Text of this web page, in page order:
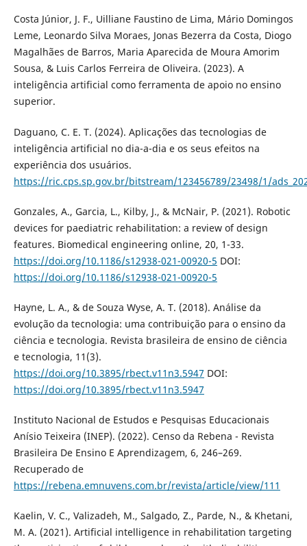
Costa Júnior, J. F., Uilliane Faustino de Lima, Mário Domingos
Leme, Leonardo Silva Moraes, Jonas Bezerra da Costa, Diogo
Magalhães de Barros, Maria Aparecida de Moura Amorim
Sousa, & Luis Carlos Ferreira de Oliveira. (2023). A
inteligência artificial como ferramenta de apoio no ensino
superior.
Daguano, C. E. T. (2024). Aplicações das tecnologias de
inteligência artificial no dia-a-dia e os seus efeitos na
experiência dos usuários.
https://ric.cps.sp.gov.br/bitstream/123456789/23498/1/
Gonzales, A., Garcia, L., Kilby, J., & McNair, P. (2021). Robotic
devices for paediatric rehabilitation: a review of design
features. Biomedical engineering online, 20, 1-33.
https://doi.org/10.1186/s12938-021-00920-5 DOI:
https://doi.org/10.1186/s12938-021-00920-5
Hayne, L. A., & de Souza Wyse, A. T. (2018). Análise da
evolução da tecnologia: uma contribuição para o ensino da
ciência e tecnologia. Revista brasileira de ensino de ciência
e tecnologia, 11(3).
https://doi.org/10.3895/rbect.v11n3.5947 DOI:
https://doi.org/10.3895/rbect.v11n3.5947
Instituto Nacional de Estudos e Pesquisas Educacionais
Anísio Teixeira (INEP). (2022). Censo da Rebena - Revista
Brasileira De Ensino E Aprendizagem, 6, 246–269.
Recuperado de
https://rebena.emnuvens.com.br/revista/article/view/111
Kaelin, V. C., Valizadeh, M., Salgado, Z., Parde, N., & Khetani,
M. A. (2021). Artificial intelligence in rehabilitation targeting